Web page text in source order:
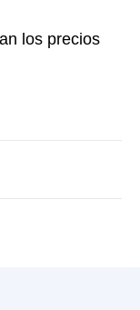
los precios